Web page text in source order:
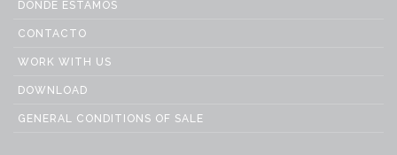
DÓNDE ESTAMOS
CONTACTO
WORK WITH US
DOWNLOAD
GENERAL CONDITIONS OF SALE